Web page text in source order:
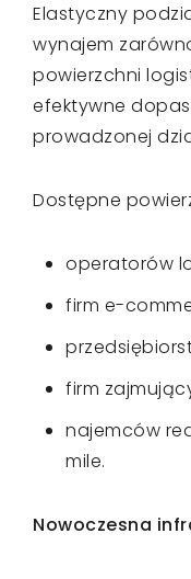
Elastyczny
wynajem
powierzchni
efektywne
prowadzonej
Dostępne
operatorów
firm e-
firm
najemców
mile.
Nowoczesna